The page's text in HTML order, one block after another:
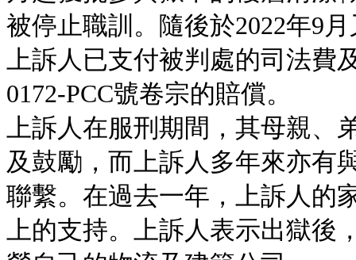
被停止職訓。隨後於2022年9
上訴人已支付被判處的司法費
0172-PCC號卷宗的賠償。
上訴人在服刑期間，其母親、
及鼓勵，而上訴人多年來亦有
聯繫。在過去一年，上訴人的
上的支持。上訴人表示出獄後